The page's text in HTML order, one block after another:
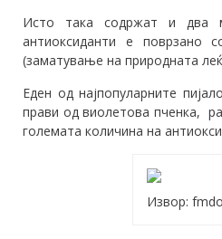
Исто така содржат и два
антиоксиданти е поврзано
(заматување на природната
Еден од најпопуларните
прави од виолетова пченка,
големата количина на
Извор: